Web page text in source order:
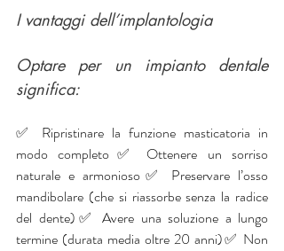
I vantaggi dell’implantologia
Optare per un impianto dentale
significa:
✅ Ripristinare la funzione masticatoria in
modo completo✅ Ottenere un sorriso
naturale e armonioso✅ Preservare l’osso
mandibolare (che si riassorbe senza la radice
del dente)✅ Avere una soluzione a lungo
termine (durata media oltre 20 anni)✅ Non